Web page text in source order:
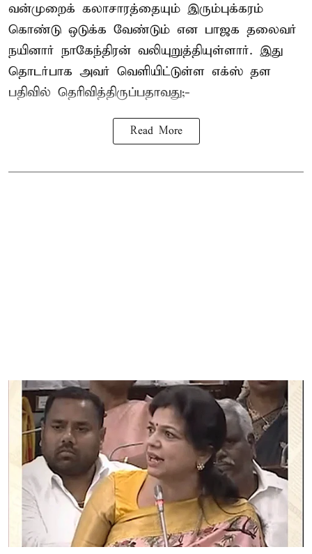
வன்முறைக் கலாசாரத்தையும் இரும்புக்கரம்
கொண்டு ஒடுக்க வேண்டும் என பாஜக தலைவர்
நயினார் நாகேந்திரன் வலியுறுத்தியுள்ளார். இது
தொடர்பாக அவர் வெளியிட்டுள்ள எக்ஸ் தள
பதிவில் தெரிவித்திருப்பதாவது;-
Read More